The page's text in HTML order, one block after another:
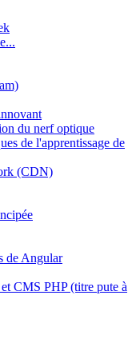
du nerf optique
de l'apprentissage de
(CDN)
de Angular
CMS PHP (titre pute à